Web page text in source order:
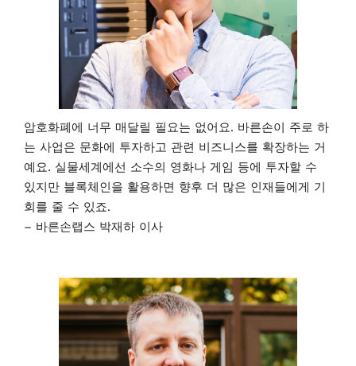
암호화폐에 너무 매달릴 필요는 없어요. 바른손이 주로 하
는 사업은 문화에 투자하고 관련 비즈니스를 확장하는 거
예요. 실물세계에선 소수의 영화나 게임 등에 투자할 수
있지만 블록체인을 활용하면 향후 더 많은 인재들에게 기
회를 줄 수 있죠.
– 바른손랩스 박재하 이사